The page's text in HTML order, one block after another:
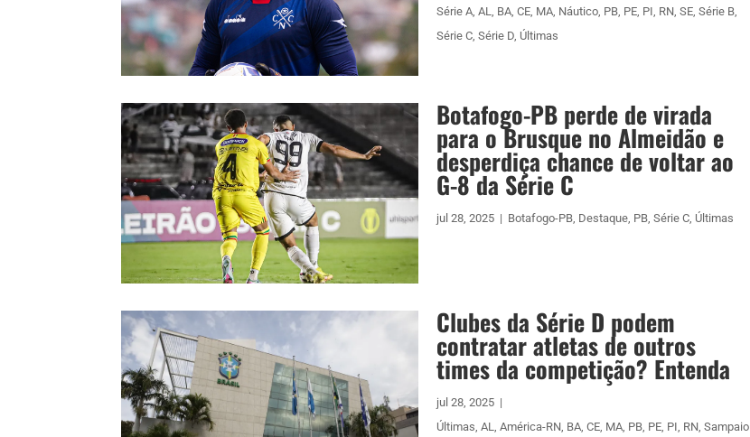
Série A, AL, BA, CE, MA, Náutico, PB, PE, PI, RN, SE, Série B,
Série C, Série D, Últimas
Botafogo-PB perde de virada
para o Brusque no Almeidão e
desperdiça chance de voltar ao
G-8 da Série C
jul 28, 2025 | Botafogo-PB, Destaque, PB, Série C, Últimas
Clubes da Série D podem
contratar atletas de outros
times da competição? Entenda
jul 28, 2025 |
Últimas, AL, América-RN, BA, CE, MA, PB, PE, PI, RN, Sampaio